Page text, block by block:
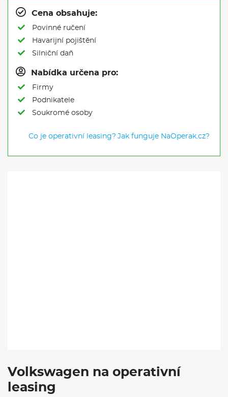
Cena obsahuje:
Povinné ručení
Havarijní pojištění
Silniční daň
Nabídka určena pro:
Firmy
Podnikatele
Soukromé osoby
Co je operativní leasing? Jak funguje NaOperak.cz?
Volkswagen na operativní
leasing